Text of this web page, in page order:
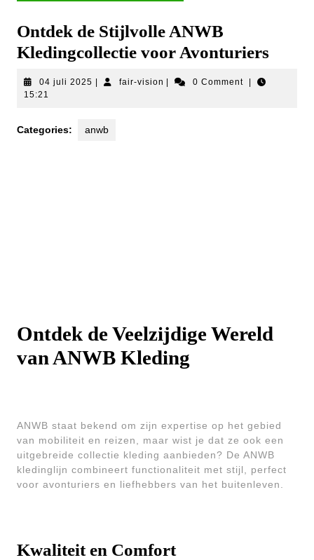
Ontdek de Stijlvolle ANWB
Kledingcollectie voor Avonturiers
04 juli 2025 04
fair-vision fair-
0 Comment
15:21
Categories: anwb
Ontdek de Veelzijdige Wereld
van ANWB Kleding
ANWB staat bekend om zijn expertise op het gebied
van mobiliteit en reizen, maar wist je dat ze ook een
uitgebreide collectie kleding aanbieden? De ANWB
kledinglijn combineert functionaliteit met stijl, perfect
voor avonturiers en liefhebbers van het buitenleven.
Kwaliteit en Comfort